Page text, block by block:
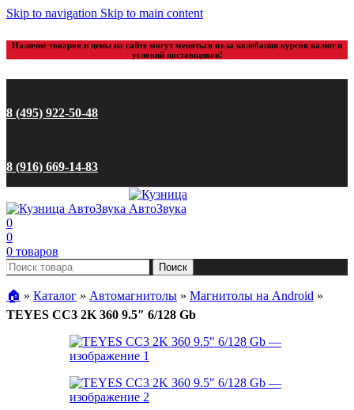
Skip to navigation Skip to main content
Наличие товаров и цены на сайте могут меняться из-за колебания курсов валют и
условий поставщиков!
8 (495) 922-50-48
8 (916) 669-14-83
0
0
0 товаров
Поиск
🏠︎ » Каталог » Автомагнитолы » Магнитолы на Android »
TEYES CC3 2K 360 9.5″ 6/128 Gb